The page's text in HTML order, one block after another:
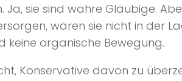
Ja, sie sind wahre Gläubige.
wären sie nicht in der
keine organische Bewegung.
Konservative davon zu